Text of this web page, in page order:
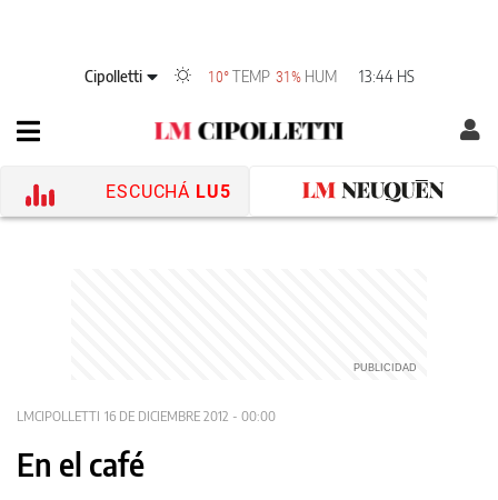
Cipolletti 10° TEMP 31% HUM 13:44 HS
ESCUCHÁ LU5
LMCIPOLLETTI 16 DE DICIEMBRE 2012 - 00:00
En el café